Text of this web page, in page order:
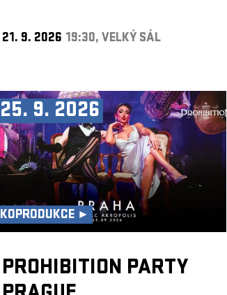
21. 9. 2026 19:30, VELKÝ SÁL
25. 9. 2026
KOPRODUKCE ►
PROHIBITION PARTY